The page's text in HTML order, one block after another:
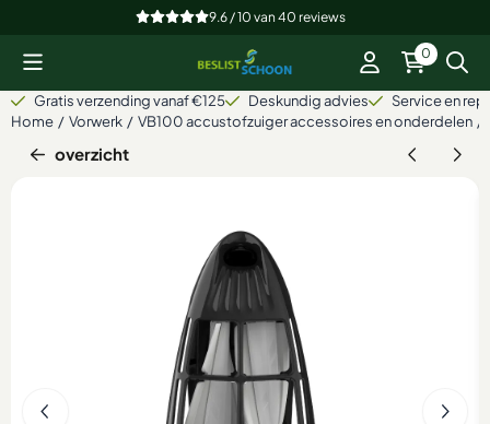
Cookievoorkeuren zijn beschikbaar. Kies instellingen of sta
9.6 / 10 van40 reviews
0
Gratis verzending vanaf €125 Deskundig advies
Service en
Home / Vorwerk / VB100 accustofzuiger accessoires en onderdelen /
overzicht